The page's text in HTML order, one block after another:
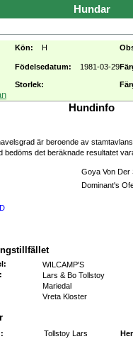
Hundar
Kön: H
Födelsedatum: 1981-03-29
Storlek:
Hundinfo
är beroende av
bedöms det beräknade resultatet
Goya Von Der
Dominant's
:
WILCAMP'S
:
Lars & Bo Tollstoy
Mariedal
Vreta Kloster
Tollstoy Lars